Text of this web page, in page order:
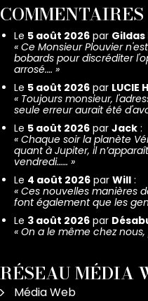
COMMENTAIRES
Le 5 août 2026 par Gildas
« Ce Monsieur Plouvier
bobards pour discréditer
arrosé.… »
Le 5 août 2026 par LUCIE
« Toujours monsieur,
seule erreur aurait été
Le 5 août 2026 par Jack :
« Chaque soir la planète
quant à Jupiter, il
vendredi…… »
Le 4 août 2026 par Will :
« Ces nouvelles manières
font également que les
Le 3 août 2026 par
« On a le même chez nous,
RÉSEAU MÉDIA
Média Web